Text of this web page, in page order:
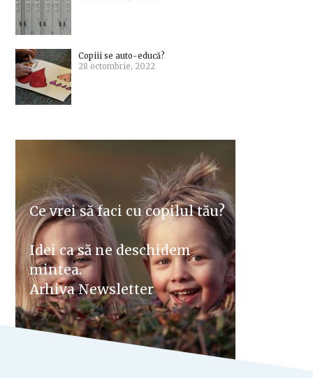
Copiii se auto-educă?
28 octombrie, 2022
Ce vrei să faci cu copilul tău?
Idei ca să ne deschidem
mintea.
Arhiva Newsletter